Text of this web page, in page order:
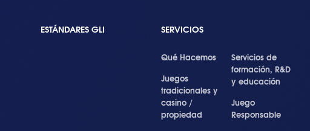
ESTÁNDARES GLI SERVICIOS
Qué Hacemos
Juegos
tradicionales y
casino /
propiedad
Servicios de
formación, R&D
y educación
Juego
Responsable